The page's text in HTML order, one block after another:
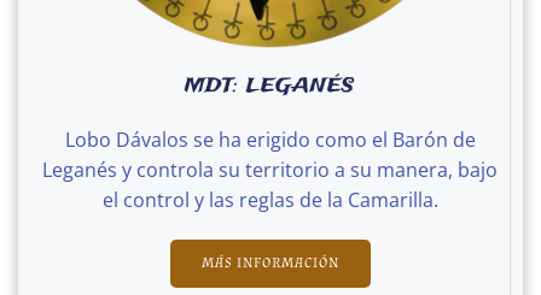
MDT: LEGANÉS
Lobo Dávalos se ha erigido como el Barón de
Leganés y controla su territorio a su manera, bajo
el control y las reglas de la Camarilla.
MÁS INFORMACIÓN